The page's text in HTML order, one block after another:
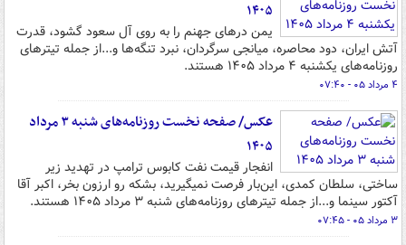
۱۴۰۵
یمن درهای جهنم را به روی آل سعود گشود، قدرت
آتش ایران، دود محاصره، میانجی سرگردان، نبرد تنگه‌ها و...از جمله تیترهای
روزنامه‌های یکشنبه ۴ مرداد ۱۴۰۵ هستند.
۴ مرداد ۰۵ - ۰۷:۴۰
عکس/ صفحه نخست روزنامه‌های شنبه ۳ مرداد
۱۴۰۵
انفجار قیمت نفت کابوس ترامپ در تهدید زیر
ساختی، سلطان کمدی، این‌بار فرصت نمیگیرید، بشکه رو ارزون بخر، اکبر آقا
آکتور سینما و...از جمله تیترهای روزنامه‌های شنبه ۳ مرداد ۱۴۰۵ هستند.
۳ مرداد ۰۵ - ۰۷:۴۵